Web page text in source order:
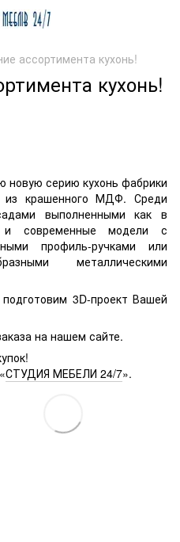
ассортимента кухонь!
кухонь!
серию кухонь фабрики
крашенного МДФ. Среди
выполненными как в
и современные модели с
профиль-ручками или
металлическими
3D-проект Вашей
на нашем сайте.
СТУДИЯ МЕБЕЛИ 24/7».